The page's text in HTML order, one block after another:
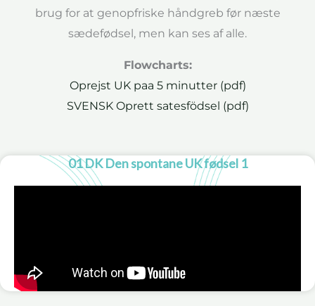
brug for at genopfriske håndgreb før næste
sædefødsel, men kan ses af alle.
Flowcharts:
Oprejst UK paa 5 minutter (pdf)
SVENSK Oprett satesfödsel (pdf)
01 DK Den spontane UK fødsel 1